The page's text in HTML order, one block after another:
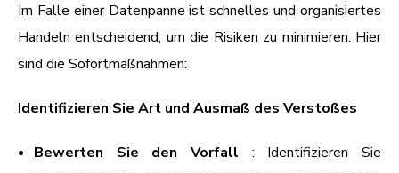
Im Falle einer Datenpanne ist schnelles und organisiertes
Handeln entscheidend, um die Risiken zu minimieren. Hier
sind die Sofortmaßnahmen:
Identifizieren Sie Art und Ausmaß des Verstoßes
Bewerten Sie den Vorfall : Identifizieren Sie